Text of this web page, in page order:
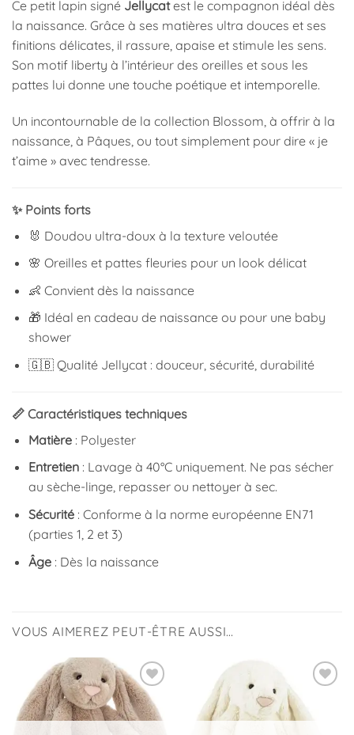
Ce petit lapin signé Jellycatest le compagnon idéal dès
la naissance. Grâce à ses matières ultra douces et ses
finitions délicates, il rassure, apaise et stimule les sens.
Son motif liberty à l’intérieur des oreilles et sous les
pattes lui donne une touche poétique et intemporelle.
Un incontournable de la collection Blossom, à offrir à la
naissance, à Pâques, ou tout simplement pour dire « je
t’aime » avec tendresse.
✨ Points forts
🐰 Doudou ultra-doux à la texture veloutée
🌸 Oreilles et pattes fleuries pour un look délicat
👶 Convient dès la naissance
🎁 Idéal en cadeau de naissance ou pour une baby
shower
🇬🇧 Qualité Jellycat : douceur, sécurité, durabilité
📏 Caractéristiques techniques
Matière: Polyester
Entretien: Lavage à 40°C uniquement. Ne pas sécher
au sèche-linge, repasser ou nettoyer à sec.
Sécurité: Conforme à la norme européenne EN71
(parties 1, 2 et 3)
Âge: Dès la naissance
VOUS AIMEREZ PEUT-ÊTRE AUSSI…